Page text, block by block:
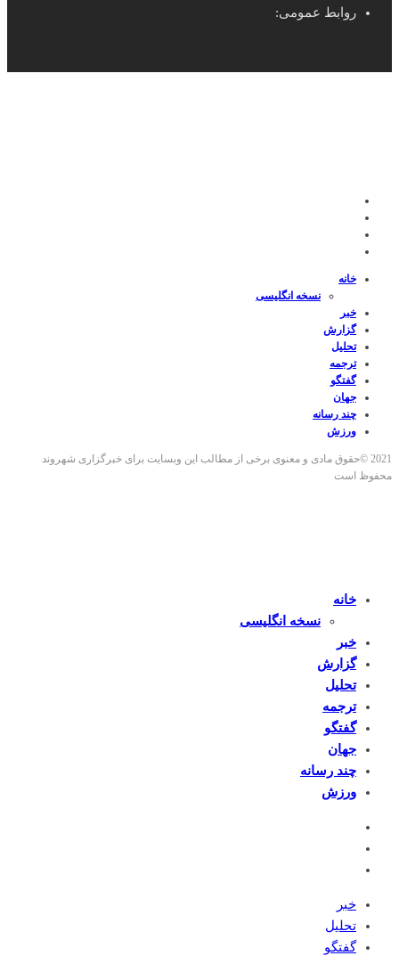
روابط عمومی:
خانه
نسخه انگلیسی
خبر
گزارش
تحلیل
ترجمه
گفتگو
جهان
چند رسانه
ورزش
2021 ©حقوق مادی و معنوی برخی از مطالب این وبسایت برای خبرگزاری شهروند
محفوظ است
خانه
نسخه انگلیسی
خبر
گزارش
تحلیل
ترجمه
گفتگو
جهان
چند رسانه
ورزش
خبر
تحلیل
گفتگو